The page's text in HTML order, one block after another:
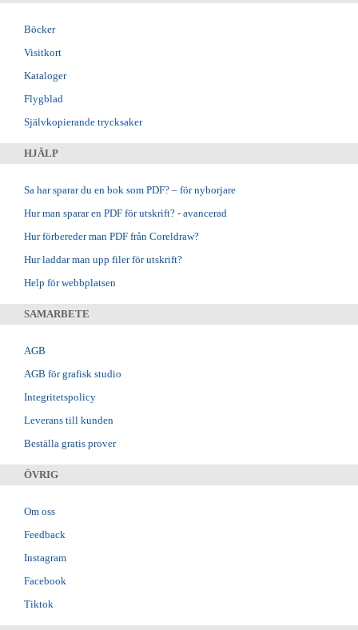
Böcker
Visitkort
Kataloger
Flygblad
Självkopierande trycksaker
HJÄLP
Sa har sparar du en bok som PDF? – för nyborjare
Hur man sparar en PDF för utskrift? - avancerad
Hur förbereder man PDF från Coreldraw?
Hur laddar man upp filer för utskrift?
Help för webbplatsen
SAMARBETE
AGB
AGB för grafisk studio
Integritetspolicy
Leverans till kunden
Beställa gratis prover
ÖVRIG
Om oss
Feedback
Instagram
Facebook
Tiktok